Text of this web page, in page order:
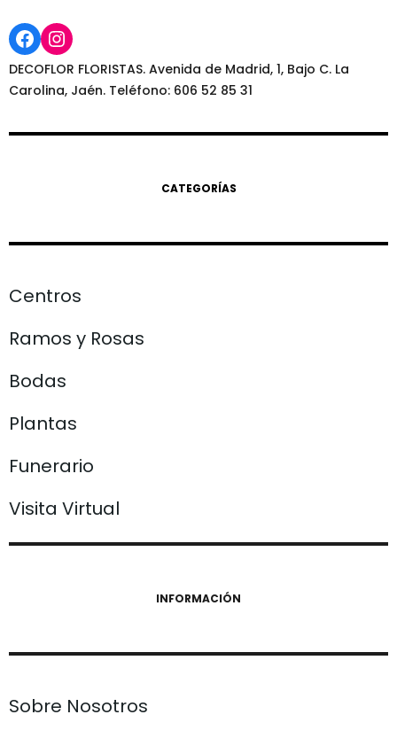
Facebook
Instagram
DECOFLOR FLORISTAS. Avenida de Madrid, 1, Bajo C. La
Carolina, Jaén. Teléfono: 606 52 85 31
CATEGORÍAS
Centros
Ramos y Rosas
Bodas
Plantas
Funerario
Visita Virtual
INFORMACIÓN
Sobre Nosotros